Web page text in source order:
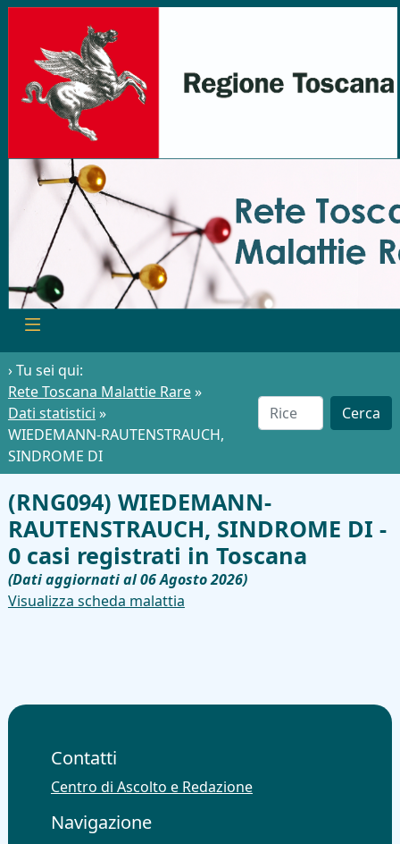
› Tu sei qui:
Rete Toscana Malattie Rare»
Dati statistici »
WIEDEMANN-RAUTENSTRAUCH,
SINDROME DI
Cerca
(RNG094) WIEDEMANN-
RAUTENSTRAUCH, SINDROME DI -
0 casi registrati in Toscana
(Dati aggiornati al 06 Agosto 2026)
Visualizza scheda malattia
Contatti
Centro di Ascolto e Redazione
Navigazione